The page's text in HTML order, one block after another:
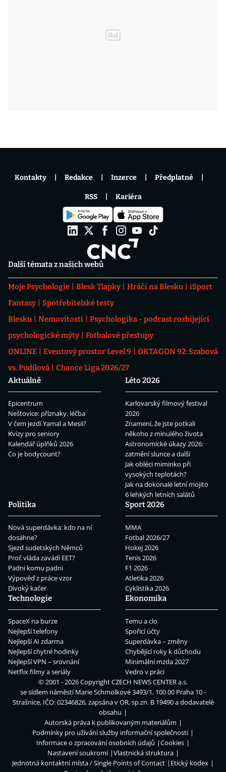
Další témata z našich webů
Moje Psychologie Blesk Tlapky Hráči na Blesku
iSport
Fantasy
Spotřebitelské testy
Blesku
Nemovitosti
Psychologika - podcast rozbíjející
psychologické mýty
Fotbalové přestupy
ONLINE
Eventový prostor Level 9
OKTAGON 92: Szabová
vs. Pudilová
Chance Liga 2026/27
Aktuálně
Epicentrum
Neštovice: příznaky, léčba
V čem jezdí Yamal a Mesii?
Kvízy pro seniory
Kalendář úplňků 2026
Co je bodycount?
Léto 2026
Karlovarský filmový festival
2026
Znamení, že jste potkali
někoho z minulého života
Astronomické úkazy 2026:
zatmění slunce a další
Jak obléci miminko při
vysokých teplotách?
Jak na dokonalé letní mojito
6 lehkých letních salátů
Politika
Nová superdávka: kdo na ní
dosáhne?
Sjezd sudetských Němců
Proč vláda zavádí EET?
Padni komu padni
Výpověď z práce vzor
Divoký kačer
Sport 2026
MMA
Fotbal 2026/27
Hokej 2026
Tenis 2026
F1 2026
Atletika 2026
Cyklistika 2026
Technologie
SpaceX na burze
Nejlepší telefony
Nejlepší AI zdarma
Nejlepší chytré hodinky
Nejlepší VPN – srovnání
Netflix filmy a seriály
Ekonomika
Temu a clo
Spořicí účty
Superdávka – změny
Chybějící roky k důchodu
Minimální mzda 2027
Vedro v práci
Kontakty Redakce Inzerce Předplatné
RSS Kariéra
© 2001 - 2026 CopyrightCZECH NEWS CENTER a.s.
se sídlem náměstí Marie Schmolkové 3493/1, 100 00 Praha 10 -
Strašnice, IČO: 02346826, zapsána v OR, sp.zn. B 19490 a dodavatelé
obsahu
Autorská práva k publikovaným materiálům
Podmínky pro užívání služby informační společnosti
Informace o zpracování osobních údajů
Cookies
Nastavení soukromí
Vlastnická struktura
Jednotná kontaktní místa / Single Points of Contact
Etický kodex